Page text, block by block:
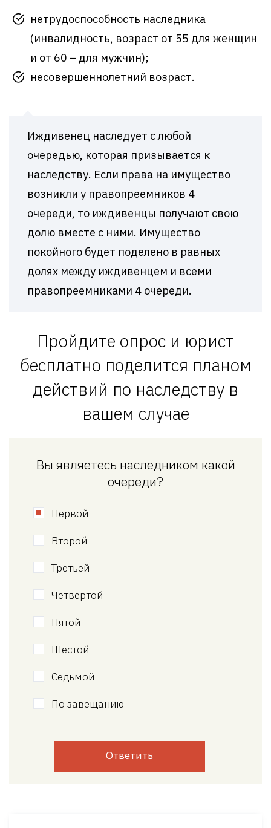
нетрудоспособность наследника
(инвалидность, возраст от 55 для женщин
и от 60 – для мужчин);
несовершеннолетний возраст.
Иждивенец наследует с любой
очередью, которая призывается к
наследству. Если права на имущество
возникли у правопреемников 4
очереди, то иждивенцы получают свою
долю вместе с ними. Имущество
покойного будет поделено в равных
долях между иждивенцем и всеми
правопреемниками 4 очереди.
Пройдите опрос и юрист
бесплатно поделится планом
действий по наследству в
вашем случае
Вы являетесь наследником какой
очереди?
Первой
Второй
Третьей
Четвертой
Пятой
Шестой
Седьмой
По завещанию
Ответить